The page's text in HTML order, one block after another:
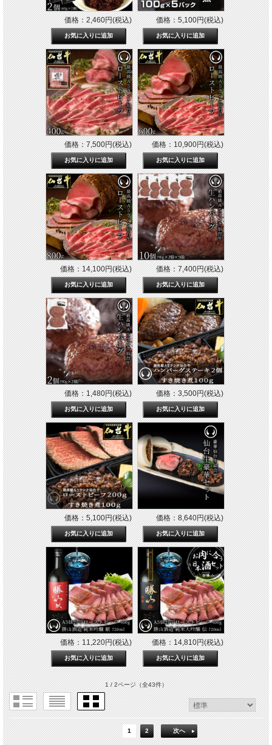
価格：2,460円(税込) 価格：5,100円(税込)
価格：7,500円(税込) 価格：10,900円(税込)
価格：14,100円(税込) 価格：7,400円(税込)
価格：1,480円(税込) 価格：3,500円(税込)
価格：5,100円(税込) 価格：8,640円(税込)
価格：11,220円(税込) 価格：14,810円(税込)
1 / 2ページ（全43件）
1 2 次へ